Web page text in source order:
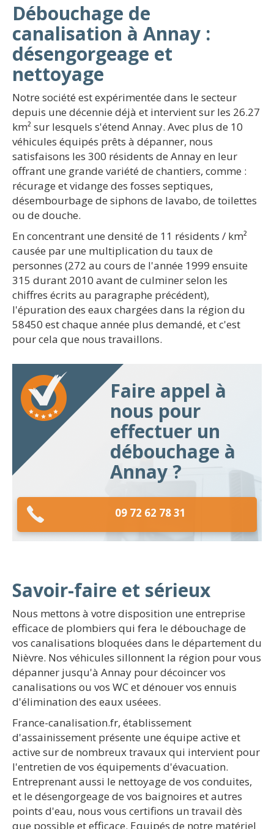
Débouchage de
canalisation à Annay :
désengorgeage et
nettoyage
Notre société est expérimentée dans le secteur
depuis une décennie déjà et intervient sur les 26.27
km² sur lesquels s'étend Annay. Avec plus de 10
véhicules équipés prêts à dépanner, nous
satisfaisons les 300 résidents de Annay en leur
offrant une grande variété de chantiers, comme :
récurage et vidange des fosses septiques,
désembourbage de siphons de lavabo, de toilettes
ou de douche.
En concentrant une densité de 11 résidents / km²
causée par une multiplication du taux de
personnes (272 au cours de l'année 1999 ensuite
315 durant 2010 avant de culminer selon les
chiffres écrits au paragraphe précédent),
l'épuration des eaux chargées dans la région du
58450 est chaque année plus demandé, et c'est
pour cela que nous travaillons.
Faire appel à
nous pour
effectuer un
débouchage à
Annay ?
09 72 62 78 31
Savoir-faire et sérieux
Nous mettons à votre disposition une entreprise
efficace de plombiers qui fera le débouchage de
vos canalisations bloquées dans le département du
Nièvre. Nos véhicules sillonnent la région pour vous
dépanner jusqu'à Annay pour décoincer vos
canalisations ou vos WC et dénouer vos ennuis
d'élimination des eaux uséees.
France-canalisation.fr, établissement
d'assainissement présente une équipe active et
active sur de nombreux travaux qui intervient pour
l'entretien de vos équipements d'évacuation.
Entreprenant aussi le nettoyage de vos conduites,
et le désengorgeage de vos baignoires et autres
points d'eau, nous vous certifions un travail dès
que possible et efficace. Equipés de notre matériel